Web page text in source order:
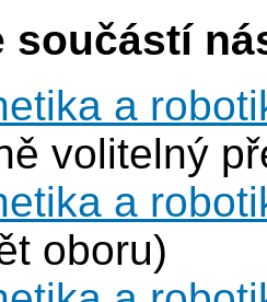
součástí
a
volitelný
a
oboru)